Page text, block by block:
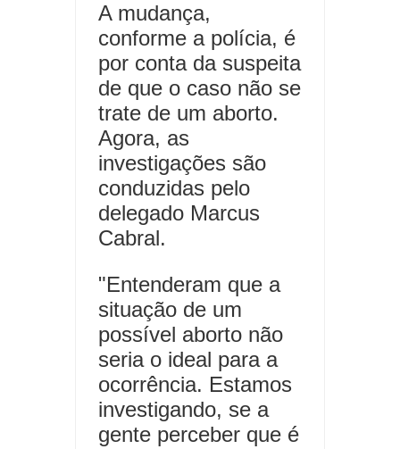
A mudança,
conforme a polícia, é
por conta da suspeita
de que o caso não se
trate de um aborto.
Agora, as
investigações são
conduzidas pelo
delegado Marcus
Cabral.
"Entenderam que a
situação de um
possível aborto não
seria o ideal para a
ocorrência. Estamos
investigando, se a
gente perceber que é